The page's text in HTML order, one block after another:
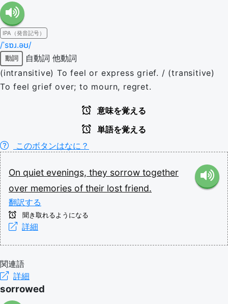
IPA（発音記号）
/ˈsɒɹ.əʊ/
動詞 自動詞 他動詞
(intransitive) To feel or express grief. / (transitive)
To feel grief over; to mourn, regret.
意味を覚える
単語を覚える
このボタンはなに？
On quiet evenings, they sorrow together
over memories of their lost friend.
翻訳する
聞き取れるようになる
詳細
関連語
詳細
sorrowed